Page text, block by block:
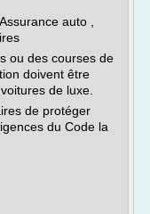
auto ,
ou des courses de
doivent être
de luxe.
de protéger
du Code la